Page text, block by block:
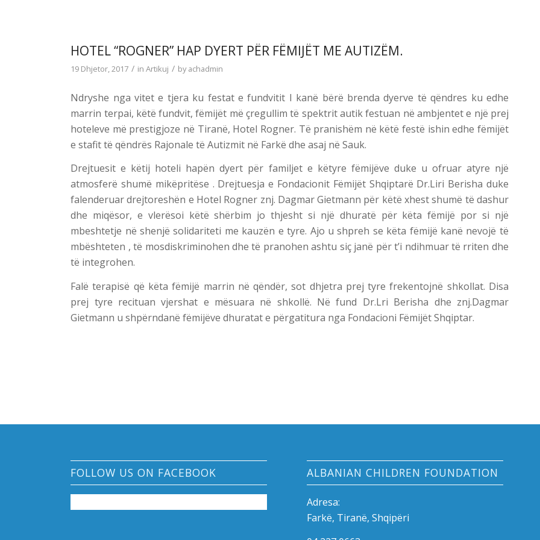
HOTEL “ROGNER” HAP DYERT PËR FËMIJËT ME AUTIZËM.
19 Dhjetor, 2017 / inArtikuj / byachadmin
Ndryshe nga vitet e tjera ku festat e fundvitit I kanë bërë brenda dyerve të qëndres ku edhe
marrin terpai, këtë fundvit, fëmijët më çregullim të spektrit autik festuan në ambjentet e një prej
hoteleve më prestigjoze në Tiranë, Hotel Rogner. Të pranishëm në këtë festë ishin edhe fëmijët
e stafit të qëndrës Rajonale të Autizmit në Farkë dhe asaj në Sauk.
Drejtuesit e këtij hoteli hapën dyert për familjet e këtyre fëmijëve duke u ofruar atyre një
atmosferë shumë mikëpritëse . Drejtuesja e Fondacionit Fëmijët Shqiptarë Dr.Liri Berisha duke
falenderuar drejtoreshën e Hotel Rogner znj. Dagmar Gietmann për këtë xhest shumë të dashur
dhe miqësor, e vlerësoi këtë shërbim jo thjesht si një dhuratë për këta fëmijë por si një
mbeshtetje në shenjë solidariteti me kauzën e tyre. Ajo u shpreh se këta fëmijë kanë nevojë të
mbështeten , të mosdiskriminohen dhe të pranohen ashtu siç janë për t’i ndihmuar të rriten dhe
të integrohen.
Falë terapisë që këta fëmijë marrin në qëndër, sot dhjetra prej tyre frekentojnë shkollat. Disa
prej tyre recituan vjershat e mësuara në shkollë. Në fund Dr.Lri Berisha dhe znj.Dagmar
Gietmann u shpërndanë fëmijëve dhuratat e përgatitura nga Fondacioni Fëmijët Shqiptar.
FOLLOW US ON FACEBOOK ALBANIAN CHILDREN FOUNDATION
Adresa:
Farkë, Tiranë, Shqipëri